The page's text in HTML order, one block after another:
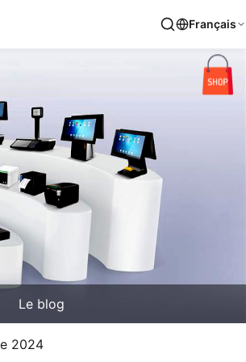
Français
Le blog
2024